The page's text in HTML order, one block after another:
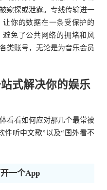
窥探或泄露。专线传输进一
你的数据在一条受保护的
免了公共网络的拥堵和风
类账号，无论是为音乐会员
式解决你的娱乐
看看如何应对那几个最常被
件听中文歌”以及“国外看不
一个App